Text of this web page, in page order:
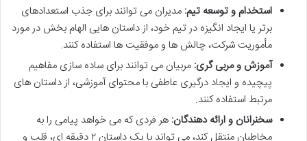
استخدام و توسعه تیم: مدیران می توانند برای جذب استعدادهای
برتر یا ایجاد انگیزه در تیم خود، از داستان هایی الهام بخش در مورد
مأموریت شرکت، چالش ها و موفقیت ها استفاده کنند.
آموزش و مربی گری: مربیان می توانند برای ساده سازی مفاهیم
پیچیده و ایجاد درگیری عاطفی با محتوای آموزشی، از داستان های
مرتبط استفاده کنند.
سخنرانان و ارائه دهندگان: هر فردی که می خواهد پیامی را به
مخاطبان منتقل کند، می تواند با یک داستان ۲ دقیقه ای، قلب و